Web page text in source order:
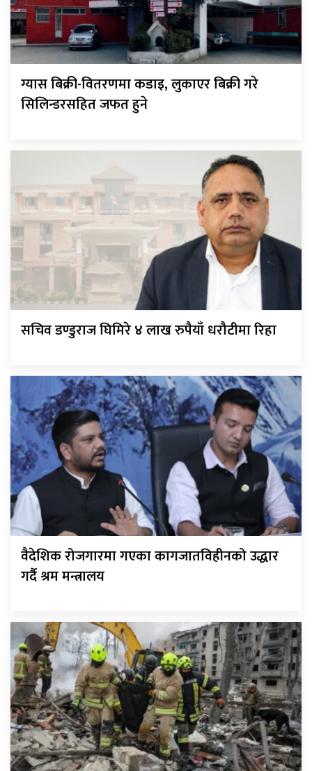
ग्यास बिक्री-वितरणमा कडाइ, लुकाएर बिक्री गरे
सिलिन्डरसहित जफत हुने
सचिव डण्डुराज घिमिरे ४ लाख रुपैयाँ धरौटीमा रिहा
वैदेशिक रोजगारमा गएका कागजातविहीनको उद्धार
गर्दै श्रम मन्त्रालय